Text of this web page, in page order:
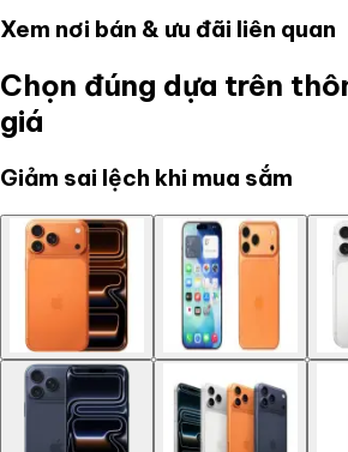
Xem nơi bán & ưu đãi liên quan
Chọn đúng dựa trên
giá
Giảm sai lệch khi mua sắm